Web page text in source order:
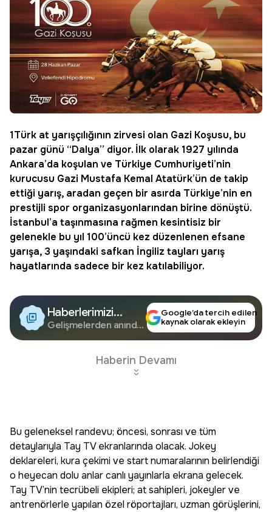
1Türk at yarışçılığının zirvesi olan Gazi Koşusu, bu
pazar günü “Dalya” diyor. İlk olarak 1927 yılında
Ankara’da koşulan ve Türkiye Cumhuriyeti’nin
kurucusu Gazi Mustafa Kemal Atatürk’ün de takip
ettiği yarış, aradan geçen bir asırda Türkiye’nin en
prestijli spor organizasyonlarından birine dönüştü.
İstanbul’a taşınmasına rağmen kesintisiz bir
gelenekle bu yıl 100’üncü kez düzenlenen efsane
yarışa, 3 yaşındaki safkan İngiliz tayları yarış
hayatlarında sadece bir kez katılabiliyor.
Haberlerimizi
Google'da Takip
Edin
Gelişmelerden anında
Google’da tercih edilen
kaynak olarak ekleyin
Haberin Devamı
Bu geleneksel randevu; öncesi, sonrası ve tüm
detaylarıyla Tay TV ekranlarında olacak. Jokey
deklareleri, kura çekimi ve start numaralarının belirlendiği
o heyecan dolu anlar canlı yayınlarla ekrana gelecek.
Tay TV’nin tecrübeli ekipleri; at sahipleri, jokeyler ve
antrenörlerle yapılan özel röportajları, uzman görüşlerini,